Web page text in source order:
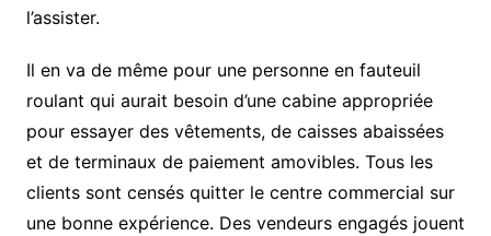
l’assister.
Il en va de même pour une personne en fauteuil
roulant qui aurait besoin d’une cabine appropriée
pour essayer des vêtements, de caisses abaissées
et de terminaux de paiement amovibles. Tous les
clients sont censés quitter le centre commercial sur
une bonne expérience. Des vendeurs engagés jouent